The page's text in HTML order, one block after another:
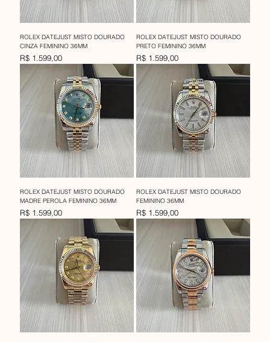
ROLEX DATEJUST MISTO DOURADO
CINZA FEMININO 36MM
Preço
R$ 1.599,00
ROLEX DATEJUST MISTO DOURADO
PRETO FEMININO 36MM
Preço
R$ 1.599,00
ROLEX DATEJUST MISTO DOURADO
MADRE PEROLA FEMININO 36MM
Preço
R$ 1.599,00
ROLEX DATEJUST MISTO DOURADO
FEMININO 36MM
Preço
R$ 1.599,00